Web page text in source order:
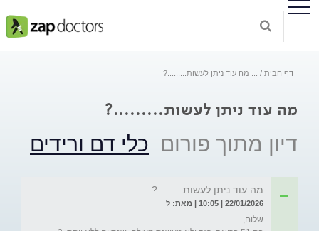
דף הבית מה עוד ניתן לעשות.........?
מה עוד ניתן לעשות.........?
דיון מתוך פורום כלי דם ורידים
מה עוד ניתן לעשות.........?
22/01/2026 | 10:05 | מאת: ל